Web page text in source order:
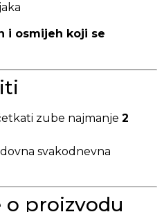
i osmijeh koji se
zube najmanje 2
svakodnevna
proizvodu